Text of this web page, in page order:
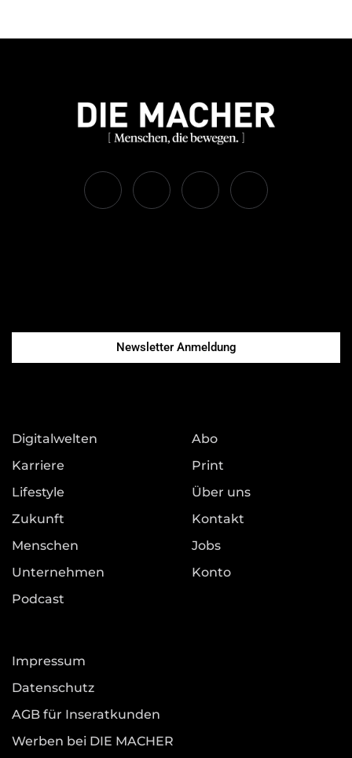
Newsletter Anmeldung
Digitalwelten
Karriere
Lifestyle
Zukunft
Menschen
Unternehmen
Podcast
Abo
Print
Über uns
Kontakt
Jobs
Konto
Impressum
Datenschutz
AGB für Inseratkunden
Werben bei DIE MACHER